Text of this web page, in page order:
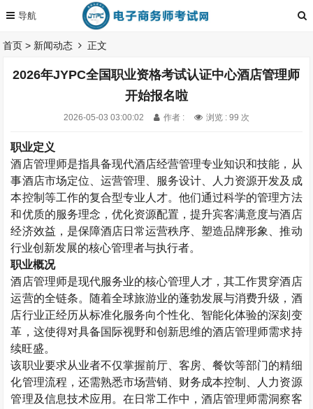
首页 > 新闻动态 正文
2026年JYPC全国职业资格考试认证中心酒店管理师
开始报名啦
2026-05-03 03:00:02 作者 : 浏览 : 99 次
职业定义
酒店管理师是指具备现代酒店经营管理专业知识和技能，从
事酒店市场定位、运营管理、服务设计、人力资源开发及成
本控制等工作的复合型专业人才。他们通过科学的管理方法
和优质的服务理念，优化资源配置，提升宾客满意度与酒店
经济效益，是保障酒店日常运营秩序、塑造品牌形象、推动
行业创新发展的核心管理者与执行者。
职业概况
酒店管理师是现代服务业的核心管理人才，其工作贯穿酒店
运营的全链条。随着全球旅游业的蓬勃发展与消费升级，酒
店行业正经历从标准化服务向个性化、智能化体验的深刻变
革，这使得对具备国际视野和创新思维的酒店管理师需求持
续旺盛。
该职业要求从业者不仅掌握前厅、客房、餐饮等部门的精细
化管理流程，还需熟悉市场营销、财务成本控制、人力资源
管理及信息技术应用。在日常工作中，酒店管理师需洞察客